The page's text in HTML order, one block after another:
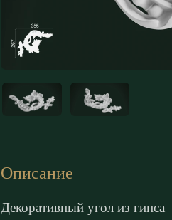
Описание
Декоративный угол из гипса